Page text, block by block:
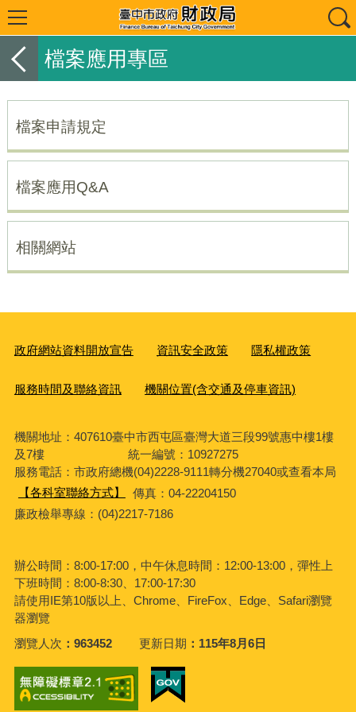
檔案應用專區
檔案申請規定
檔案應用Q&A
相關網站
政府網站資料開放宣告 資訊安全政策 隱私權政策
服務時間及聯絡資訊 機關位置(含交通及停車資訊)
機關地址：407610臺中市西屯區臺灣大道三段99號惠中樓1樓
及7樓 統一編號：10927275
服務電話：市政府總機(04)2228-9111轉分機27040或查看本局
【各科室聯絡方式】
傳真：04-22204150
廉政檢舉專線：(04)2217-7186
辦公時間：8:00-17:00，中午休息時間：12:00-13:00，彈性上
下班時間：8:00-8:30、17:00-17:30
請使用IE第10版以上、Chrome、FireFox、Edge、Safari瀏覽
器瀏覽
瀏覽人次
963452 更新日期 115年8月6日